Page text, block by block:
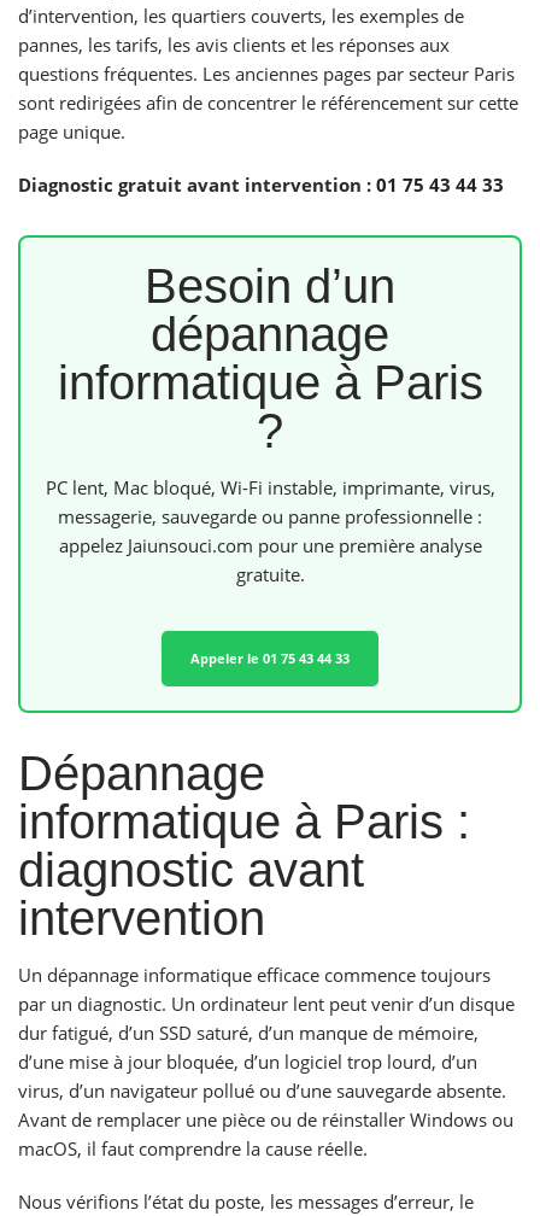
d’intervention, les quartiers couverts, les exemples de
pannes, les tarifs, les avis clients et les réponses aux
questions fréquentes. Les anciennes pages par secteur Paris
sont redirigées afin de concentrer le référencement sur cette
page unique.
Diagnostic gratuit avant intervention : 01 75 43 44 33
Besoin d’un
dépannage
informatique à Paris
?
PC lent, Mac bloqué, Wi-Fi instable, imprimante, virus,
messagerie, sauvegarde ou panne professionnelle :
appelez Jaiunsouci.com pour une première analyse
gratuite.
Appeler le 01 75 43 44 33
Dépannage
informatique à Paris :
diagnostic avant
intervention
Un dépannage informatique efficace commence toujours
par un diagnostic. Un ordinateur lent peut venir d’un disque
dur fatigué, d’un SSD saturé, d’un manque de mémoire,
d’une mise à jour bloquée, d’un logiciel trop lourd, d’un
virus, d’un navigateur pollué ou d’une sauvegarde absente.
Avant de remplacer une pièce ou de réinstaller Windows ou
macOS, il faut comprendre la cause réelle.
Nous vérifions l’état du poste, les messages d’erreur, le